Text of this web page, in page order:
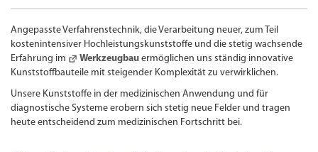
Angepasste Verfahrenstechnik, die Verarbeitung neuer, zum Teil
kostenintensiver Hochleistungs­kunststoffe und die stetig wachsende
Erfahrung im
Werkzeugbauermöglichen uns ständig innovative
Kunststoffbauteile mit steigender Komplexität zu verwirklichen.
Unsere Kunststoffe in der medizinischen Anwendung und für
diagnostische Systeme erobern sich stetig neue Felder und tragen
heute entscheidend zum medizinischen Fortschritt bei.